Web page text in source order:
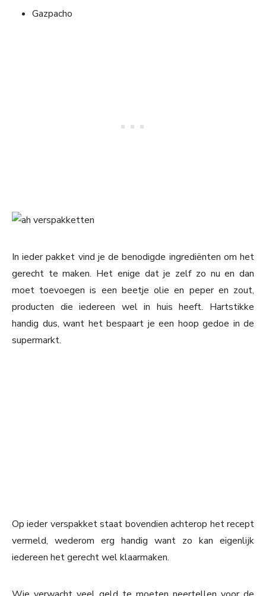
Gazpacho
In ieder pakket vind je de benodigde ingrediënten om het
gerecht te maken. Het enige dat je zelf zo nu en dan
moet toevoegen is een beetje olie en peper en zout,
producten die iedereen wel in huis heeft. Hartstikke
handig dus, want het bespaart je een hoop gedoe in de
supermarkt.
Op ieder verspakket staat bovendien achterop het recept
vermeld, wederom erg handig want zo kan eigenlijk
iedereen het gerecht wel klaarmaken.